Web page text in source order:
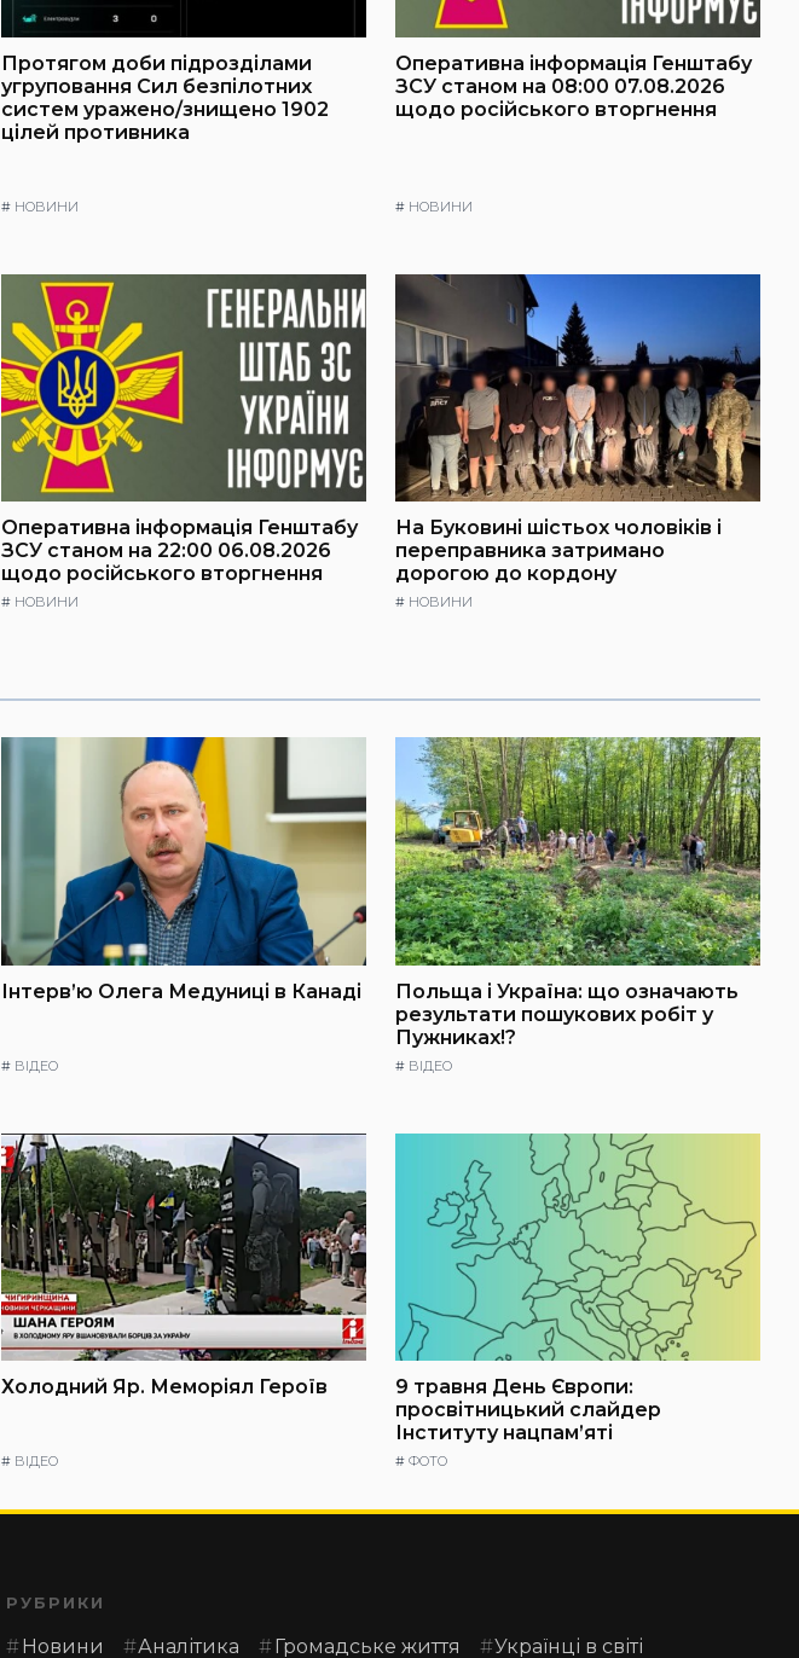
Протягом доби підрозділами
угруповання Сил безпілотних
систем уражено/знищено 1902
цілей противника
# НОВИНИ
Оперативна інформація Генштабу
ЗСУ станом на 08:00 07.08.2026
щодо російського вторгнення
# НОВИНИ
Оперативна інформація Генштабу
ЗСУ станом на 22:00 06.08.2026
щодо російського вторгнення
# НОВИНИ
На Буковині шістьох чоловіків і
переправника затримано
дорогою до кордону
# НОВИНИ
Інтерв’ю Олега Медуниці в Канаді
# ВІДЕО
Польща і Україна: що означають
результати пошукових робіт у
Пужниках!?
# ВІДЕО
Холодний Яр. Меморіял Героїв
# ВІДЕО
9 травня День Європи:
просвітницький слайдер
Інституту нацпам’яті
# ФОТО
РУБРИКИ
Новини Аналітика Громадське життя Українці в світі